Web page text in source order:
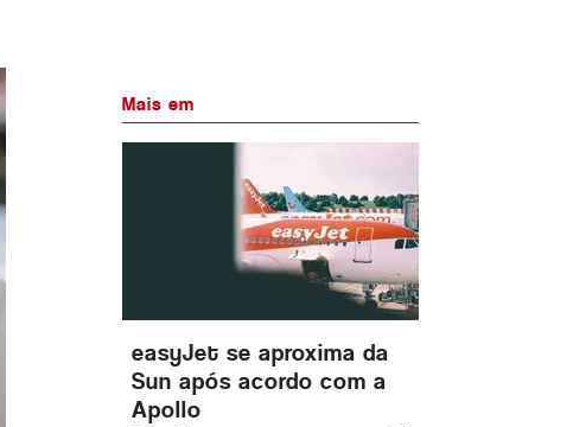
Mais em
easyJet se aproxima da
Sun após acordo com a
Apollo